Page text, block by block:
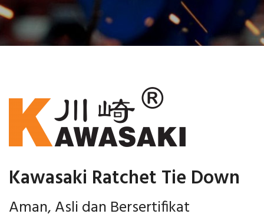
Kawasaki Ratchet Tie Down
Aman, Asli dan Bersertifikat